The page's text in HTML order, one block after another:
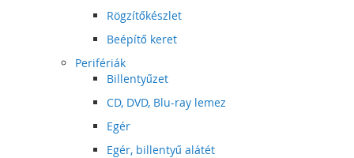
Rögzítőkészlet
Beépítő keret
Perifériák
Billentyűzet
CD, DVD, Blu-ray lemez
Egér
Egér, billentyű alátét